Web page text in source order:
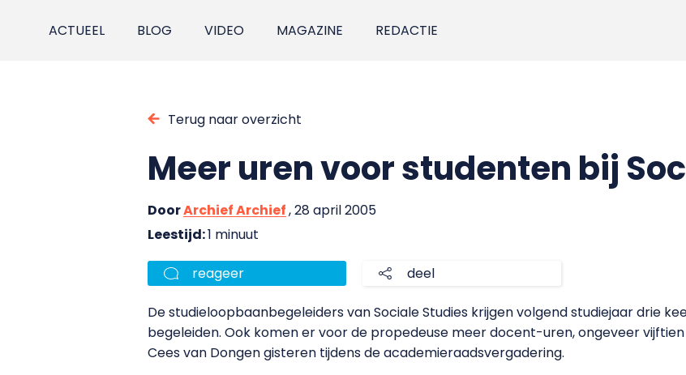
ACTUEEL BLOG VIDEO MAGAZINE REDACTIE
Terug naar overzicht
Meer uren voor studenten bij
DoorArchief Archief, 28 april 2005
Leestijd:1 minuut
reageer deel
De studieloopbaanbegeleiders van Sociale Studies krijgen volgend studiejaar drie
begeleiden. Ook komen er voor de propedeuse meer docent-uren, ongeveer
Cees van Dongen gisteren tijdens de academieraadsvergadering.